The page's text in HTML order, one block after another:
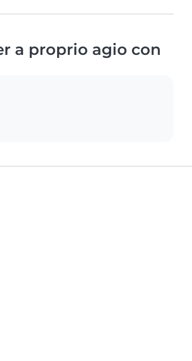
a proprio agio con